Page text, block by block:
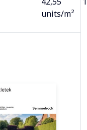
units/m²